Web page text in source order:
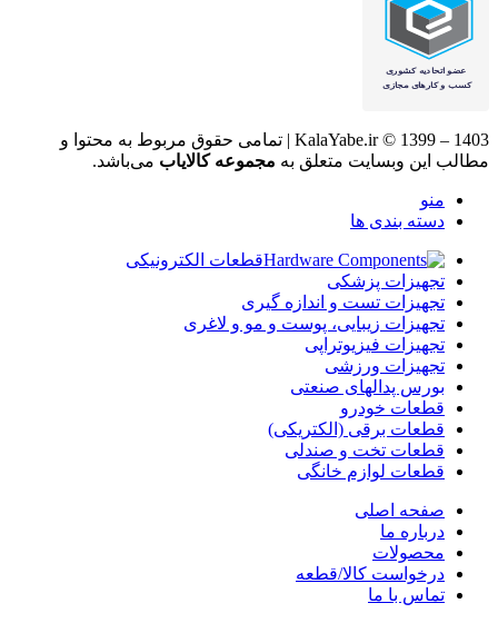
KalaYabe.ir © 1399 – 1403 | تمامی حقوق مربوط به محتوا و
مطالب این وبسایت متعلق به مجموعه کالایاب می‌باشد.
منو
دسته بندی ها
قطعات الکترونیکی
تجهیزات پزشکی
تجهیزات تست و اندازه گیری
تجهیزات زیبایی، پوست و مو و لاغری
تجهیزات فیزیوتراپی
تجهیزات ورزشی
بورس پدالهای صنعتی
قطعات خودرو
قطعات برقی (الکتریکی)
قطعات تخت و صندلی
قطعات لوازم خانگی
صفحه اصلی
درباره ما
محصولات
درخواست کالا/قطعه
تماس با ما